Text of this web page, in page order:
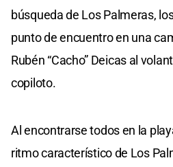
búsqueda de Los Palmeras,
punto de encuentro en una
Rubén “Cacho” Deicas al
copiloto.
Al encontrarse todos en la
ritmo característico de Los